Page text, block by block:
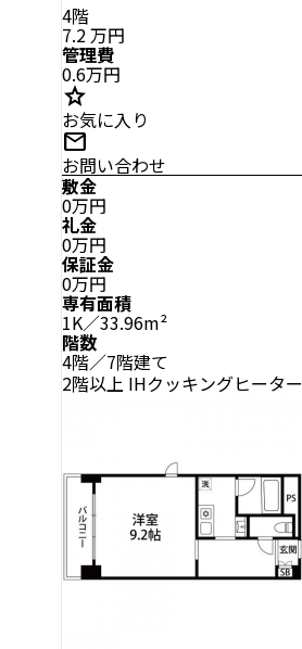
4階
7.2万円
管理費
0.6万円
star
お気に入り
mail
お問い合わせ
敷金
0万円
礼金
0万円
保証金
0万円
専有面積
1K／33.96m²
階数
4階／7階建て
2階以上 IHクッキングヒーター